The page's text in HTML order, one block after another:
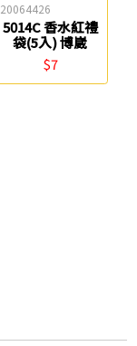
20064426
5014C 香水紅禮
袋(5入) 博崴
$7